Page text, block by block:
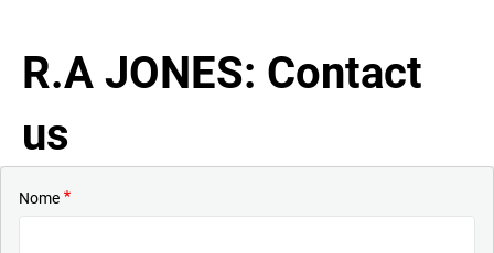
R.A JONES: Contact
us
Nome